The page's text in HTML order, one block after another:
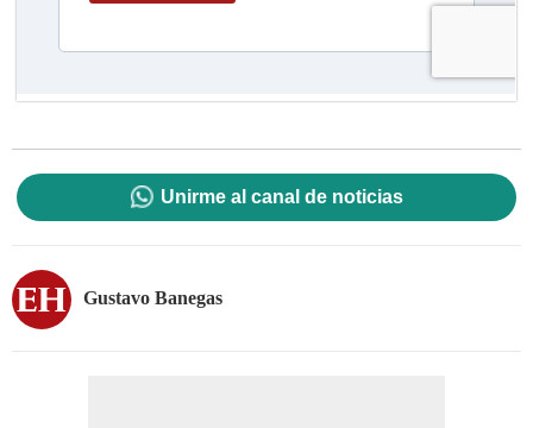
Unirme al canal de noticias
Gustavo Banegas